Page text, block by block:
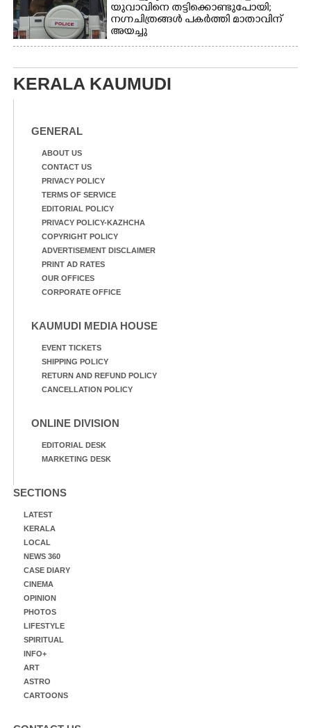
യുവാവിനെ തട്ടിക്കൊണ്ടുപോയി;
നഗ്നചിത്രങ്ങൾ പകർത്തി മാതാവിന്
അയച്ചു
KERALA KAUMUDI
GENERAL
ABOUT US
CONTACT US
PRIVACY POLICY
TERMS OF SERVICE
EDITORIAL POLICY
PRIVACY POLICY-KAZHCHA
COPYRIGHT POLICY
ADVERTISEMENT DISCLAIMER
PRINT AD RATES
OUR OFFICES
CORPORATE OFFICE
KAUMUDI MEDIA HOUSE
EVENT TICKETS
SHIPPING POLICY
RETURN AND REFUND POLICY
CANCELLATION POLICY
ONLINE DIVISION
EDITORIAL DESK
MARKETING DESK
SECTIONS
LATEST
KERALA
LOCAL
NEWS 360
CASE DIARY
CINEMA
OPINION
PHOTOS
LIFESTYLE
SPIRITUAL
INFO+
ART
ASTRO
CARTOONS